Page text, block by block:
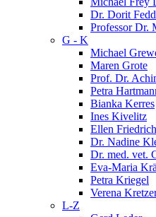
Dr. Dorit
Professor Dr.
G - K
Michael
Maren Grote
Prof. Dr.
Petra
Bianka Kerres
Ines Kivelitz
Ellen Friedrich
Dr. Nadine
Dr. med. vet.
Eva-Maria
Petra Kriegel
Verena
L-Z